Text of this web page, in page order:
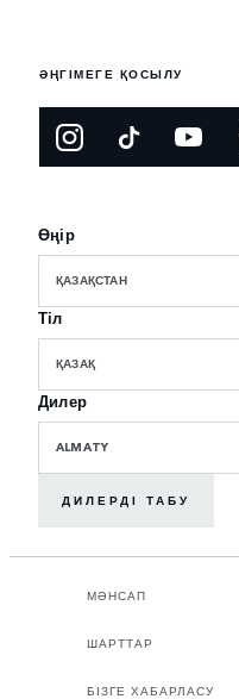
ӘҢГІМЕГЕ ҚОСЫЛУ
Өңір
ҚАЗАҚСТАН
Тіл
ҚАЗАҚ
Дилер
ALMATY
ДИЛЕРДІ ТАБУ
МӘНСАП
ШАРТТАР
БІЗГЕ ХАБАРЛАСУ